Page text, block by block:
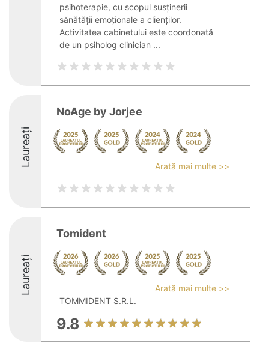
psihoterapie, cu scopul susținerii
sănătății emoționale a clienților.
Activitatea cabinetului este coordonată
de un psiholog clinician ...
Laureați
NoAge by Jorjee
Arată mai multe >>
Laureați
Tomident
Arată mai multe >>
TOMMIDENT S.R.L.
9.8